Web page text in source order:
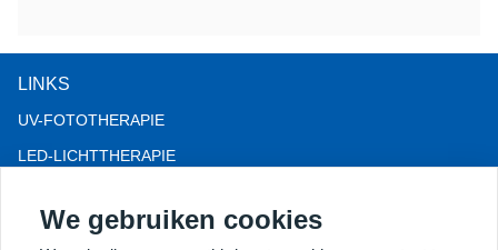
LINKS
UV-FOTOTHERAPIE
LED-LICHTTHERAPIE
COLPOSCOOP
We gebruiken cookies